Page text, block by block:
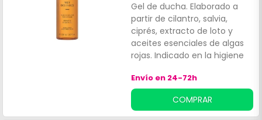
Gel de ducha. Elaborado a
partir de cilantro, salvia,
ciprés, extracto de loto y
aceites esenciales de algas
rojas. Indicado en la higiene
profundidad, generando una
abundante espuma y sus
fragancias benefician una
experiencia agradable, ya
Envío en 24-72h
COMPRAR